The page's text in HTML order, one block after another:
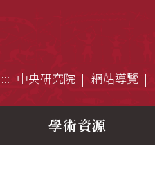
::: 中央研究院 網站導覽
學術資源